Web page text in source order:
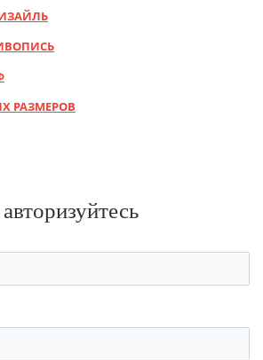
РАЗМЕРОВ